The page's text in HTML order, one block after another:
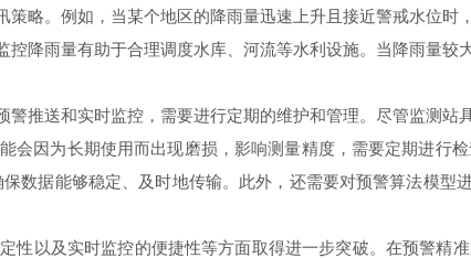
略。例如，当某个地区的降雨量迅速上升且接近警戒水位时
降雨量有助于合理调度水库、河流等水利设施。当降雨量较
送和实时监控，需要进行定期的维护和管理。尽管监测站
因为长期使用而出现磨损，影响测量精度，需要定期进行
数据能够稳定、及时地传输。此外，还需要对预警算法模型
以及实时监控的便捷性等方面取得进一步突破。在预警精